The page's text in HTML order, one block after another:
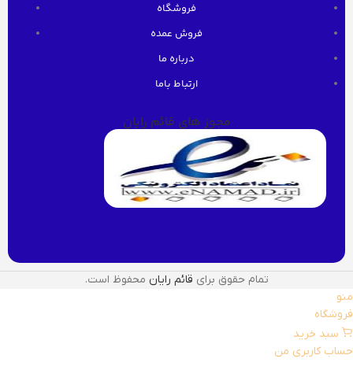
فروشگاه
فروش عمده
درباره ما
ارتباط باما
مجوز های قائم رایان
تمام حقوق برای قائم رایان محفوظ است.
منو
فروشگاه
سبد خرید
حساب کاربری من